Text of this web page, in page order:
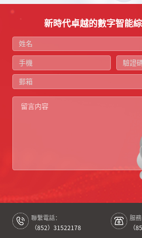
新時代卓越的數字智能
聯繫電話：
（852）31522178
服務
（